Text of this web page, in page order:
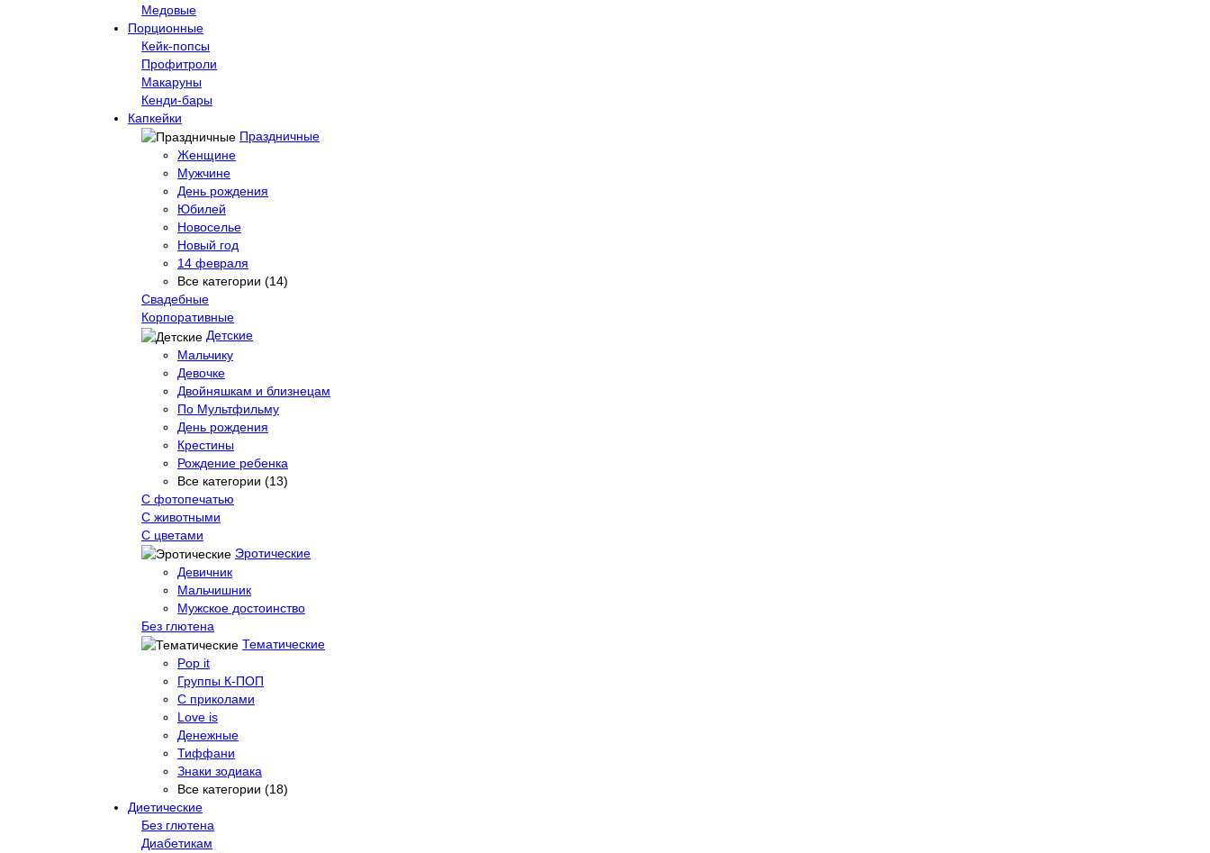
Медовые
Порционные
Кейк-попсы
Профитроли
Макаруны
Кенди-бары
Капкейки
Праздничные
Женщине
Мужчине
День рождения
Юбилей
Новоселье
Новый год
14 февраля
Все категории (14)
Свадебные
Корпоративные
Детские
Мальчику
Девочке
Двойняшкам и близнецам
По Мультфильму
День рождения
Крестины
Рождение ребенка
Все категории (13)
С фотопечатью
C животными
С цветами
Эротические
Девичник
Мальчишник
Мужское достоинство
Без глютена
Тематические
Pop it
Группы К-ПОП
С приколами
Love is
Денежные
Тиффани
Знаки зодиака
Все категории (18)
Диетические
Без глютена
Диабетикам